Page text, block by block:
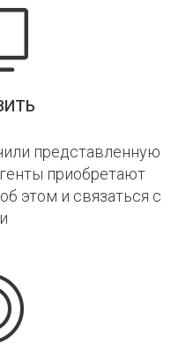
представленную
приобретают
этом и связаться с